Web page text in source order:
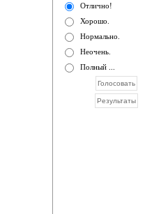
Отлично!
Хорошо.
Нормально.
Неочень.
Полный ...